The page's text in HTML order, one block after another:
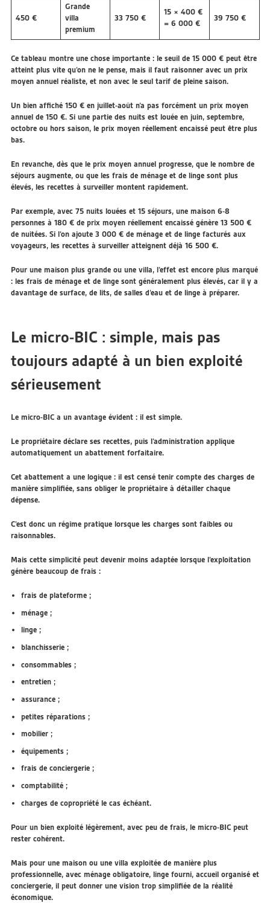
450 €
Grande
villa
premium
33 750 €
15 × 400 €
= 6 000 €
39 750 €
Ce tableau montre une chose importante : le seuil de 15 000 € peut être
atteint plus vite qu’on ne le pense, mais il faut raisonner avec un prix
moyen annuel réaliste, et non avec le seul tarif de pleine saison.
Un bien affiché 150 € en juillet-août n’a pas forcément un prix moyen
annuel de 150 €. Si une partie des nuits est louée en juin, septembre,
octobre ou hors saison, le prix moyen réellement encaissé peut être plus
bas.
En revanche, dès que le prix moyen annuel progresse, que le nombre de
séjours augmente, ou que les frais de ménage et de linge sont plus
élevés, les recettes à surveiller montent rapidement.
Par exemple, avec 75 nuits louées et 15 séjours, une maison 6-8
personnes à 180 € de prix moyen réellement encaissé génère 13 500 €
de nuitées. Si l’on ajoute 3 000 € de ménage et de linge facturés aux
voyageurs, les recettes à surveiller atteignent déjà 16 500 €.
Pour une maison plus grande ou une villa, l’effet est encore plus marqué
: les frais de ménage et de linge sont généralement plus élevés, car il y a
davantage de surface, de lits, de salles d’eau et de linge à préparer.
Le micro-BIC : simple, mais pas
toujours adapté à un bien exploité
sérieusement
Le micro-BIC a un avantage évident : il est simple.
Le propriétaire déclare ses recettes, puis l’administration applique
automatiquement un abattement forfaitaire.
Cet abattement a une logique : il est censé tenir compte des charges de
manière simplifiée, sans obliger le propriétaire à détailler chaque
dépense.
C’est donc un régime pratique lorsque les charges sont faibles ou
raisonnables.
Mais cette simplicité peut devenir moins adaptée lorsque l’exploitation
génère beaucoup de frais :
frais de plateforme ;
ménage ;
linge ;
blanchisserie ;
consommables ;
entretien ;
assurance ;
petites réparations ;
mobilier ;
équipements ;
frais de conciergerie ;
comptabilité ;
charges de copropriété le cas échéant.
Pour un bien exploité légèrement, avec peu de frais, le micro-BIC peut
rester cohérent.
Mais pour une maison ou une villa exploitée de manière plus
professionnelle, avec ménage obligatoire, linge fourni, accueil organisé et
conciergerie, il peut donner une vision trop simplifiée de la réalité
économique.